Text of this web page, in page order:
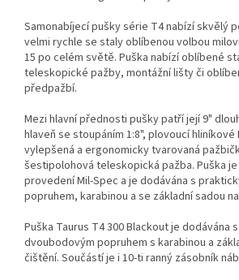
Samonabíjecí pušky série T4 nabízí skvělý
velmi rychle se staly oblíbenou volbou
15 po celém světě. Puška nabízí oblíbené
teleskopické pažby, montážní lišty či
předpažbí.
Mezi hlavní přednosti pušky patří její 9"
hlaveň se stoupáním 1:8", plovoucí
vylepšená a ergonomicky tvarovaná
šestipolohová teleskopická pažba. Puška
provedení Mil-Spec a je dodávána s
popruhem, karabinou a se základní sadou
Puška Taurus T4 300 Blackout je dodávána
dvoubodovým popruhem s karabinou a
čištění. Součástí je i 10-ti ranný zásobník